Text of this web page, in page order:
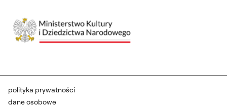
polityka prywatności
dane osobowe